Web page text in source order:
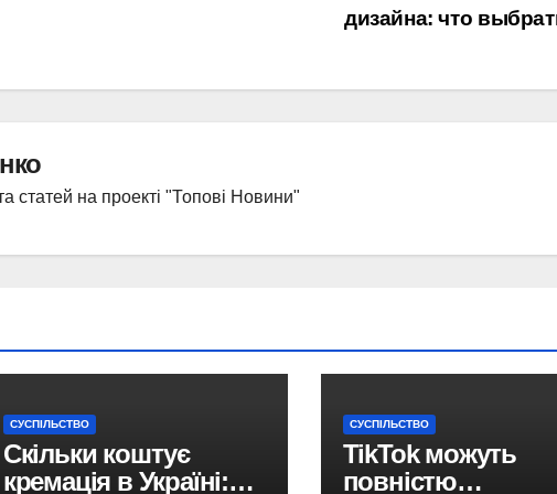
дизайна: что
статей на проекті "Топові Новини"
СУСПІЛЬСТВО
Скільки коштує
кремація в Україні:
СУСПІЛЬСТВО
TikTok можуть
повністю